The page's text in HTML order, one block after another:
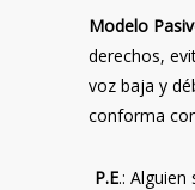
Modelo
derechos,
voz baja y
conforma
P.E.: Alguien